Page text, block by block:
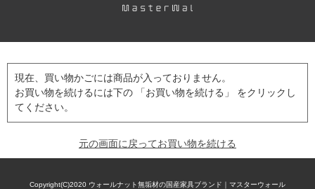
現在、買い物かごには商品が入っておりません。
お買い物を続けるには下の 「お買い物を続ける」 をクリックし
てください。
元の画面に戻ってお買い物を続ける
Copyright(C)2020 ウォールナット無垢材の国産家具ブランド｜マスターウォール